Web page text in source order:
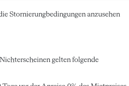
Stornierungbedingungen anzusehen
gelten folgende